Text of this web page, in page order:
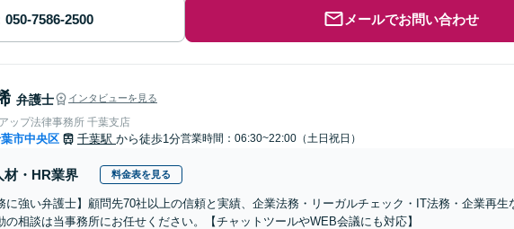
メールでお問い合わせ
弁護士 インタビューを見る
ップ法律事務所 千葉支店
市中央区 千葉駅 から徒歩1分営業時間：06:30~22:00（土日祝日）
材・HR業界 料金表を見る
に強い弁護士】顧問先70社以上の信頼と実績、企業法務・リーガルチェック・IT法務・企業再生
の相談は当事務所にお任せください。【チャットツールやWEB会議にも対応】